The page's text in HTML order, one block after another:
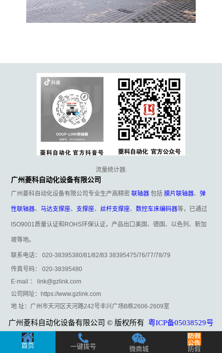
流量统计器:
广州菱科自动化设备有限公司
广州菱科自动化设备有限公司专业生产高精密联轴器 包括膜片联轴器、弹
性联轴器、马达支撑座、 支撑座、丝杆支撑座、数控车床编码器等，已通过
ISO9001质量认证和ROHS环保认证，产品出口美国、德国、以色列、新加
坡等地。
联系电话： 020-38395380/81/82/83 38395475/76/77/78/79
传真号码： 020-38395480
E-mail ： link@gzlink.com
公司网址：https://www.gzlink.com
地 址：广州市天河区天河路242号丰兴广场B栋2606-2609室
广州菱科自动化设备有限公司 © 版权所有 粤ICP备05038529号
首页 一键拨号 微商城 防假